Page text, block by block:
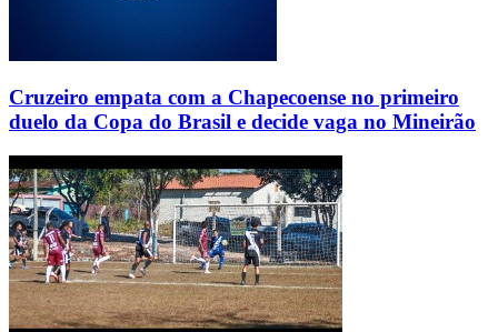
Cruzeiro empata com a Chapecoense no primeiro
duelo da Copa do Brasil e decide vaga no Mineirão